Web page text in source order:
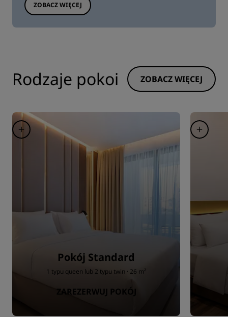
ZOBACZ WIĘCEJ
Rodzaje pokoi ZOBACZ WIĘCEJ
Pokój Standard
1 typu queen lub 2 typu twin · 26 m²
ZAREZERWUJ POKÓJ